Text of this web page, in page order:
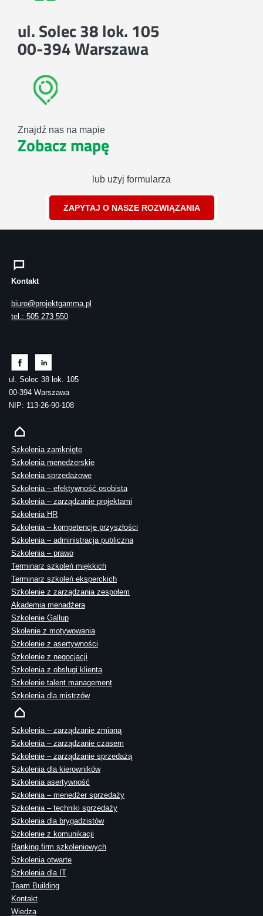
ul. Solec 38 lok. 105
00-394 Warszawa
Znajdź nas na mapie
Zobacz mapę
lub użyj formularza
ZAPYTAJ O NASZE ROZWIĄZANIA
Kontakt
biuro@projektgamma.pl
tel.: 505 273 550
ul. Solec 38 lok. 105
00-394 Warszawa
NIP: 113-26-90-108
Szkolenia zamknięte
Szkolenia menedżerskie
Szkolenia sprzedażowe
Szkolenia – efektywność osobista
Szkolenia – zarządzanie projektami
Szkolenia HR
Szkolenia – kompetencje przyszłości
Szkolenia – administracja publiczna
Szkolenia – prawo
Terminarz szkoleń miękkich
Terminarz szkoleń eksperckich
Szkolenie z zarządzania zespołem
Akademia menadżera
Szkolenie Gallup
Skolenie z motywowania
Szkolenie z asertywności
Szkolenie z negocjacji
Szkolenia z obsługi klienta
Szkolenie talent management
Szkolenia dla mistrzów
Szkolenia – zarządzanie zmianą
Szkolenia – zarządzanie czasem
Szkolenie – zarządzanie sprzedażą
Szkolenia dla kierowników
Szkolenia asertywność
Szkolenia – menedżer sprzedaży
Szkolenia – techniki sprzedaży
Szkolenia dla brygadzistów
Szkolenie z komunikacji
Ranking firm szkoleniowych
Szkolenia otwarte
Szkolenia dla IT
Team Building
Kontakt
Wiedza